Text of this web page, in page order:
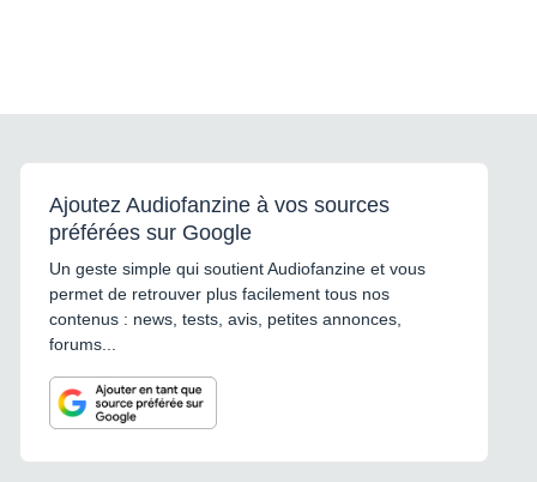
Ajoutez Audiofanzine à vos sources
préférées sur Google
Un geste simple qui soutient Audiofanzine et vous
permet de retrouver plus facilement tous nos
contenus : news, tests, avis, petites annonces,
forums...